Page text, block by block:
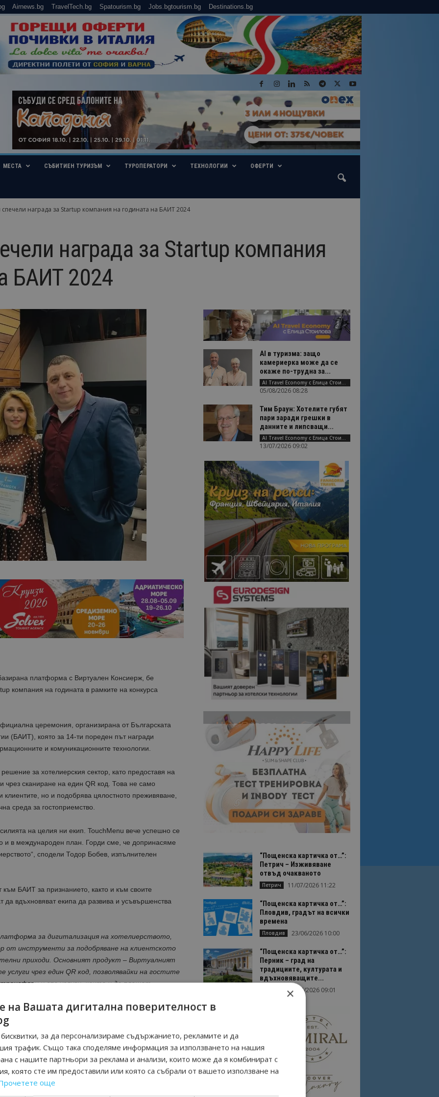
Airnews.bg TravelTech.bg Spatourism.bg Jobs.bgtourism.bg Destinations.bg
МЕСТА СЪБИТИЕН ТУРИЗЪМ ТУРОПЕРАТОРИ ТЕХНОЛОГИИ ОФЕРТИ
спечели награда за Startup компания на годината на БАИТ 2024
награда за Startup компания
БАИТ 2024
платформа с Виртуален Консиерж, бе
компания на годината в рамките на конкурса
церемония, организирана от Българската
(БАИТ), която за 14-ти пореден път награди
и комуникационните технологии.
за хотелиерския сектор, като предоставя на
чрез сканиране на един QR код. Това не само
но и подобрява цялостното преживяване,
среда за гостоприемство.
на целия ни екип. TouchMenu вече успешно се
и в международен план. Горди сме, че допринасяме
сподели Тодор Бобев, изпълнителен
към БАИТ за признанието, както и към своите
да вдъхновяват екипа да развива и усъвършенства
за дигитализация на хотелиерството,
от инструменти за подобряване на клиентското
приходи. Основният продукт – Виртуалният
чрез един QR код, позволявайки на гостите
и спа услуги, както и да плащат
си.
услуги;
и намаляване на времето за обслужване;
чрез елиминиране на хартиените материали.
по света и продължава своята експанзия
AI в туризма: защо
камериерка може да се
окаже по-трудна за...
AI Travel Economy с Елица Стоилова
05/08/2026 08:28
Тим Браун: Хотелите губят
пари заради грешки в
данните и липсващи...
AI Travel Economy с Елица Стоилова
13/07/2026 09:02
“Пощенска картичка от…”:
Петрич – Изживяване
отвъд очакваното
Петрич 11/07/2026 11:22
“Пощенска картичка от…”:
Пловдив, градът на всички
времена
Пловдив 23/06/2026 10:00
“Пощенска картичка от…”:
Перник – град на
традициите, културата и
вдъхновяващите...
17/06/2026 09:01
×
на Вашата дигитална поверителност в
за да персонализираме съдържанието, рекламите и да
трафик. Също така споделяме информация за използването на нашия
с нашите партньори за реклама и анализи, които може да я комбинират с
която сте им предоставили или която са събрали от вашето използване на
още